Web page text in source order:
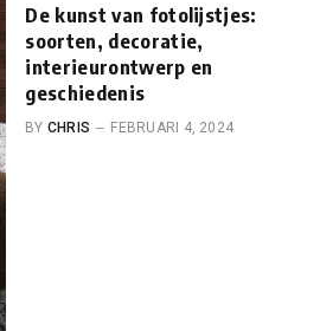
De kunst van fotolijstjes:
soorten, decoratie,
interieurontwerp en
geschiedenis
BY CHRIS FEBRUARI 4, 2024